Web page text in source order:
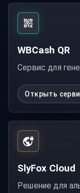
WBCash QR
Сервис для
Открыть
SlyFox Cloud
Решение для